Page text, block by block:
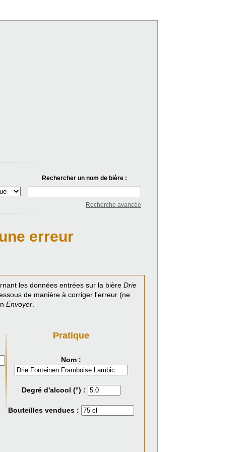
Rechercher un nom de bière :
Recherche avancée
erreur
les données entrées sur la bière Drie
de manière à corriger l'erreur (ne
Envoyer
Pratique
Nom :
Degré d'alcool (°) :
Bouteilles vendues :